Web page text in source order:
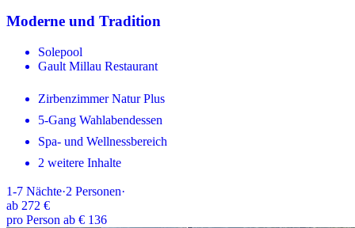
Moderne und Tradition
Solepool
Gault Millau Restaurant
Zirbenzimmer Natur Plus
5-Gang Wahlabendessen
Spa- und Wellnessbereich
2 weitere Inhalte
1-7 Nächte·2 Personen·
ab 272 €
pro Person ab € 136